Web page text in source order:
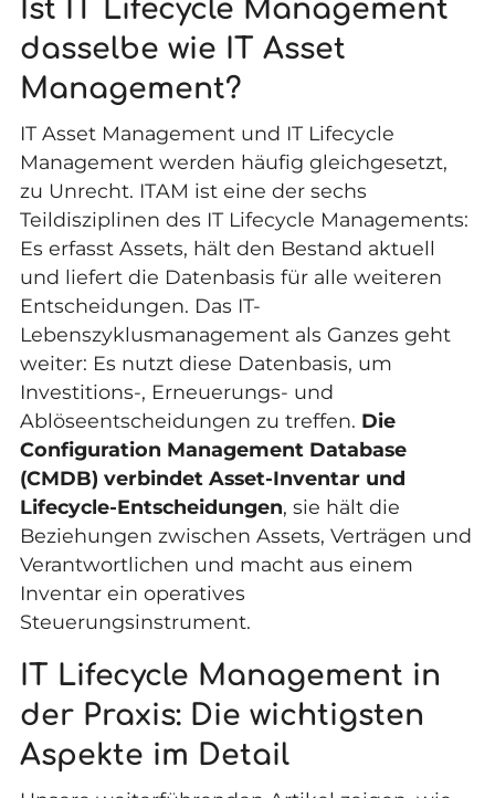
Ist IT Lifecycle Management
dasselbe wie IT Asset
Management?
IT Asset Management und IT Lifecycle
Management werden häufig gleichgesetzt,
zu Unrecht. ITAM ist eine der sechs
Teildisziplinen des IT Lifecycle Managements:
Es erfasst Assets, hält den Bestand aktuell
und liefert die Datenbasis für alle weiteren
Entscheidungen. Das IT-
Lebenszyklusmanagement als Ganzes geht
weiter: Es nutzt diese Datenbasis, um
Investitions-, Erneuerungs- und
Ablöseentscheidungen zu treffen. Die
Configuration Management Database
(CMDB) verbindet Asset-Inventar und
Lifecycle-Entscheidungen, sie hält die
Beziehungen zwischen Assets, Verträgen und
Verantwortlichen und macht aus einem
Inventar ein operatives
Steuerungsinstrument.
IT Lifecycle Management in
der Praxis: Die wichtigsten
Aspekte im Detail